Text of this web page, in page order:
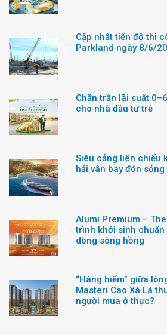
Cập nhật tiến độ thi
Parkland ngày 8/6/
Chặn trần lãi suất
cho nhà đầu tư trẻ
Siêu cảng liên chiểu
hải vân bay đón
Alumi Premium –
trình khởi sinh
dòng sông hồng
“Hàng hiếm” giữa
Masteri Cao Xà Lá
người mua ở thực?